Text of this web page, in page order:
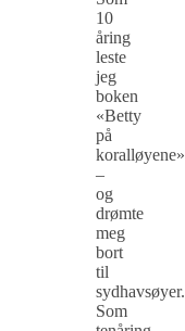
10
åring
leste
jeg
boken
«Betty
på
koralløyene»
–
og
drømte
meg
bort
til
sydhavsøyer.
Som